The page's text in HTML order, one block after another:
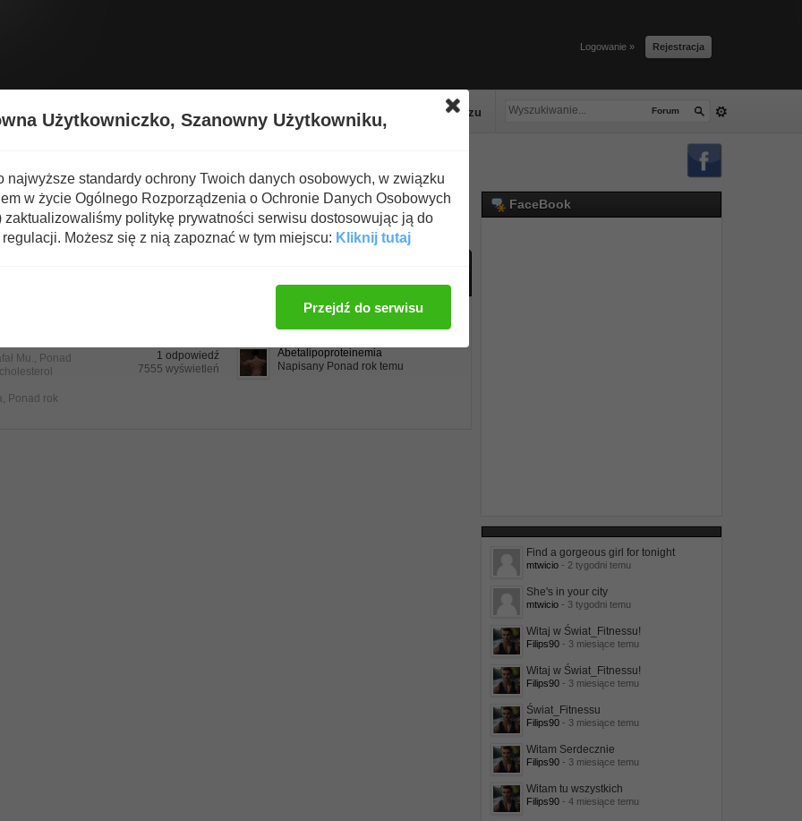
Logowanie » Rejestracja
Forum
Spalacze tłuszczu
Wyświetl nową zawartość
Mu., Ponad
cholesterol
, Ponad rok
1 odpowiedź
7555 wyświetleń
Abetalipoproteinemia
Napisany Ponad rok temu
FaceBook
Find a gorgeous girl for tonight
mtwicio- 2 tygodni temu
She's in your city
mtwicio- 3 tygodni temu
Witaj w Świat_Fitnessu!
Filips90- 3 miesiące temu
Witaj w Świat_Fitnessu!
Filips90- 3 miesiące temu
Świat_Fitnessu
Filips90- 3 miesiące temu
Witam Serdecznie
Filips90- 3 miesiące temu
Witam tu wszystkich
Filips90- 4 miesiące temu
Użytkowniczko, Szanowny Użytkowniku,
najwyższe standardy ochrony Twoich danych osobowych, w związku
w życie Ogólnego Rozporządzenia o Ochronie Danych Osobowych
zaktualizowaliśmy politykę prywatności serwisu dostosowując ją do
Możesz się z nią zapoznać w tym miejscu: Kliknij tutaj
Przejdź do serwisu